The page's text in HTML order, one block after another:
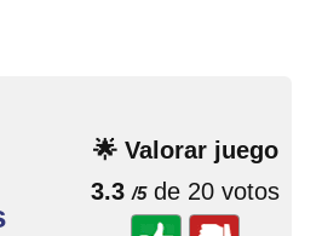
🌟 Valorar juego
3.3 /5de 20 votos